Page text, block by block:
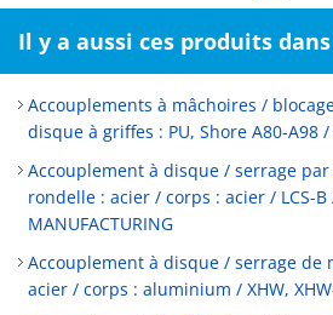
Il y a aussi ces produits
Accouplements à mâchoires /
disque à griffes : PU, Shore A80-A98
Accouplement à disque / serrage
rondelle : acier / corps : acier / LCS-B
MANUFACTURING
Accouplement à disque / serrage de
acier / corps : aluminium / XHW,